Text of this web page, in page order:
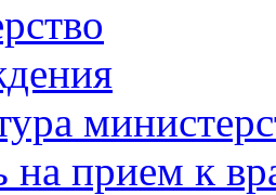
на прием к